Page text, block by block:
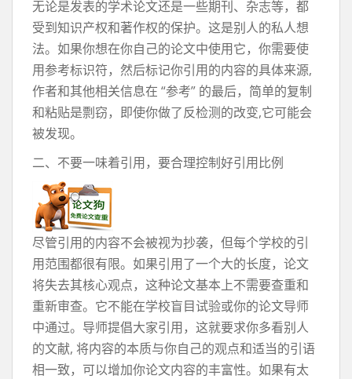
无论是发表的学术论文还是一些期刊、杂志等，都
受到知识产权和著作权的保护。这是别人的私人想
法。如果你想在你自己的论文中使用它，你需要使
用参考标识符，然后标记你引用的内容的具体来源,
作者和其他相关信息在 “参考” 的最后，简单的复制
和粘贴是剽窃，即使你做了反检测的改变,它可能会
被发现。
二、不要一味着引用，要合理控制好引用比例
尽管引用的内容不会被视为抄袭，但每个学校的引
用范围都很有限。如果引用了一个大的长度，论文
将失去其核心观点，这种论文基本上不需要查重和
重新审查。它不能在学校盲目试验或你的论文导师
中通过。导师提倡大家引用，这就要求你多看别人
的文献, 将内容的本质与你自己的观点和适当的引语
相一致，可以增加你论文内容的丰富性。如果有太